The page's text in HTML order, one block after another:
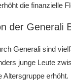
die finanzielle
der Generali
Generali sind
junge Leute
Altersgruppe